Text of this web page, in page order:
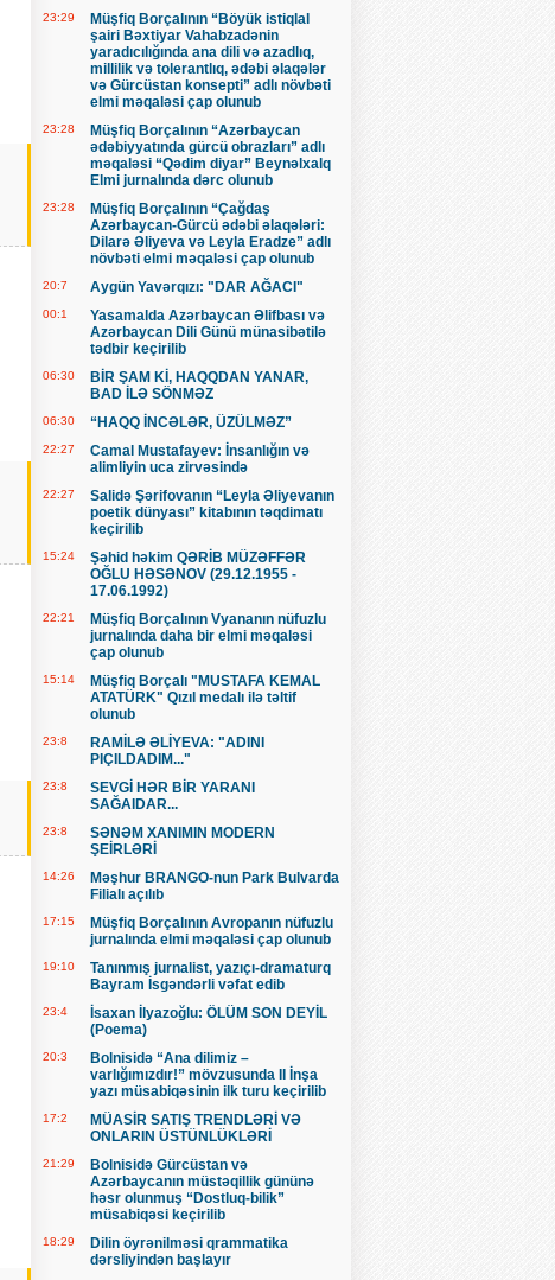
23:29
Müşfiq Borçalının “Böyük istiqlal
şairi Bəxtiyar Vahabzadənin
yaradıcılığında ana dili və azadlıq,
millilik və tolerantlıq, ədəbi əlaqələr
və Gürcüstan konsepti” adlı növbəti
elmi məqaləsi çap olunub
23:28
Müşfiq Borçalının “Azərbaycan
ədəbiyyatında gürcü obrazları” adlı
məqaləsi “Qədim diyar” Beynəlxalq
Elmi jurnalında dərc olunub
23:28
Müşfiq Borçalının “Çağdaş
Azərbaycan-Gürcü ədəbi əlaqələri:
Dilarə Əliyeva və Leyla Eradze” adlı
növbəti elmi məqaləsi çap olunub
20:7 Aygün Yavərqızı: "DAR AĞACI"
00:1
Yasamalda Azərbaycan Əlifbası və
Azərbaycan Dili Günü münasibətilə
tədbir keçirilib
06:30
BİR ŞAM Kİ, HAQQDAN YANAR,
BAD İLƏ SÖNMƏZ
06:30 “HAQQ İNCƏLƏR, ÜZÜLMƏZ”
22:27
Camal Mustafayev: İnsanlığın və
alimliyin uca zirvəsində
22:27
Salidə Şərifovanın “Leyla Əliyevanın
poetik dünyası” kitabının təqdimatı
keçirilib
15:24
Şəhid həkim QƏRİB MÜZƏFFƏR
OĞLU HƏSƏNOV (29.12.1955 -
17.06.1992)
22:21
Müşfiq Borçalının Vyananın nüfuzlu
jurnalında daha bir elmi məqaləsi
çap olunub
15:14
Müşfiq Borçalı "MUSTAFA KEMAL
ATATÜRK" Qızıl medalı ilə təltif
olunub
23:8
RAMİLƏ ƏLİYEVA: "ADINI
PIÇILDADIM..."
23:8
SEVGİ HƏR BİR YARANI
SAĞAIDAR...
23:8
SƏNƏM XANIMIN MODERN
ŞEİRLƏRİ
14:26
Məşhur BRANGO-nun Park Bulvarda
Filialı açılıb
17:15
Müşfiq Borçalının Avropanın nüfuzlu
jurnalında elmi məqaləsi çap olunub
19:10
Tanınmış jurnalist, yazıçı-dramaturq
Bayram İsgəndərli vəfat edib
23:4
İsaxan İlyazoğlu: ÖLÜM SON DEYİL
(Poema)
20:3
Bolnisidə “Ana dilimiz –
varlığımızdır!” mövzusunda II İnşa
yazı müsabiqəsinin ilk turu keçirilib
17:2
MÜASİR SATIŞ TRENDLƏRİ VƏ
ONLARIN ÜSTÜNLÜKLƏRİ
21:29
Bolnisidə Gürcüstan və
Azərbaycanın müstəqillik gününə
həsr olunmuş “Dostluq-bilik”
müsabiqəsi keçirilib
18:29
Dilin öyrənilməsi qrammatika
dərsliyindən başlayır